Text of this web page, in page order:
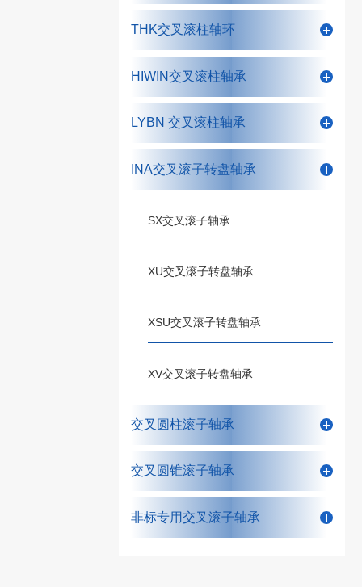
THK交叉滚柱轴环
HIWIN交叉滚柱轴承
LYBN 交叉滚柱轴承
INA交叉滚子转盘轴承
SX交叉滚子轴承
XU交叉滚子转盘轴承
XSU交叉滚子转盘轴承
XV交叉滚子转盘轴承
交叉圆柱滚子轴承
交叉圆锥滚子轴承
非标专用交叉滚子轴承